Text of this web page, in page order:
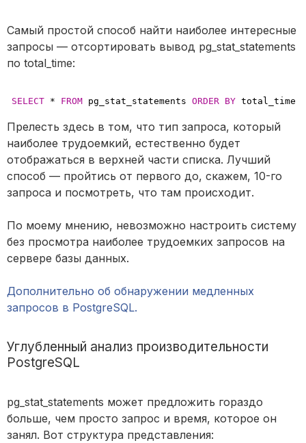
Самый простой способ найти наиболее интересные
запросы — отсортировать вывод pg_stat_statements
по total_time:
SELECT * FROM pg_stat_statements ORDER BY total_time
Прелесть здесь в том, что тип запроса, который
наиболее трудоемкий, естественно будет
отображаться в верхней части списка. Лучший
способ — пройтись от первого до, скажем, 10-го
запроса и посмотреть, что там происходит.
По моему мнению, невозможно настроить систему
без просмотра наиболее трудоемких запросов на
сервере базы данных.
Дополнительно об обнаружении медленных
запросов в PostgreSQL.
Углубленный анализ производительности
PostgreSQL
pg_stat_statements может предложить гораздо
больше, чем просто запрос и время, которое он
занял. Вот структура представления: